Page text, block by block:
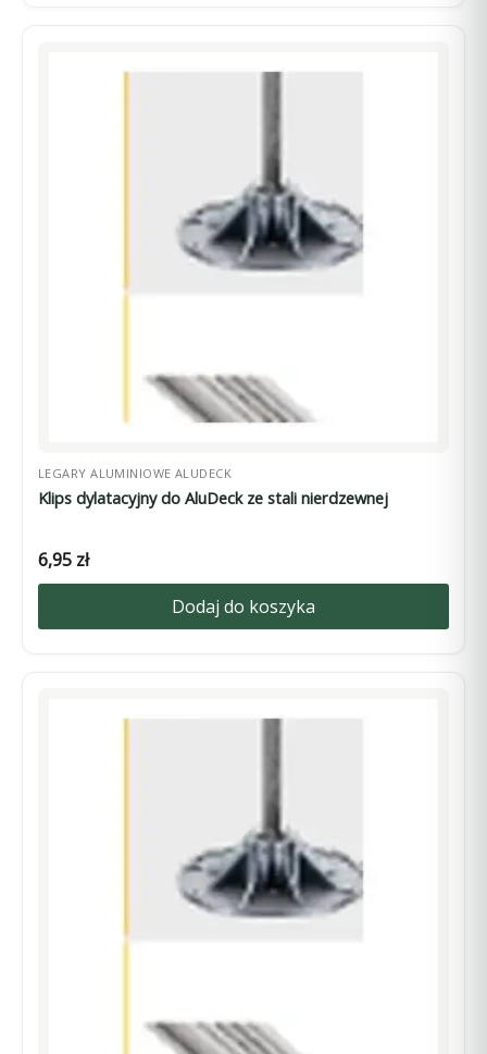
LEGARY ALUMINIOWE ALUDECK
Klips dylatacyjny do AluDeck ze stali nierdzewnej
6,95 zł
Dodaj do koszyka